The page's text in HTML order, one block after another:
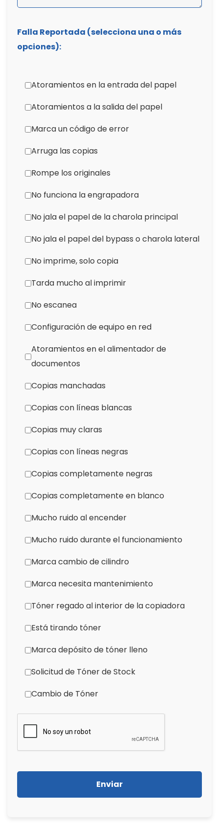
Falla Reportada (selecciona una o más
opciones):
Atoramientos en la entrada del papel
Atoramientos a la salida del papel
Marca un código de error
Arruga las copias
Rompe los originales
No funciona la engrapadora
No jala el papel de la charola principal
No jala el papel del bypass o charola lateral
No imprime, solo copia
Tarda mucho al imprimir
No escanea
Configuración de equipo en red
Atoramientos en el alimentador de
documentos
Copias manchadas
Copias con líneas blancas
Copias muy claras
Copias con líneas negras
Copias completamente negras
Copias completamente en blanco
Mucho ruido al encender
Mucho ruido durante el funcionamiento
Marca cambio de cilindro
Marca necesita mantenimiento
Tóner regado al interior de la copiadora
Está tirando tóner
Marca depósito de tóner lleno
Solicitud de Tóner de Stock
Cambio de Tóner